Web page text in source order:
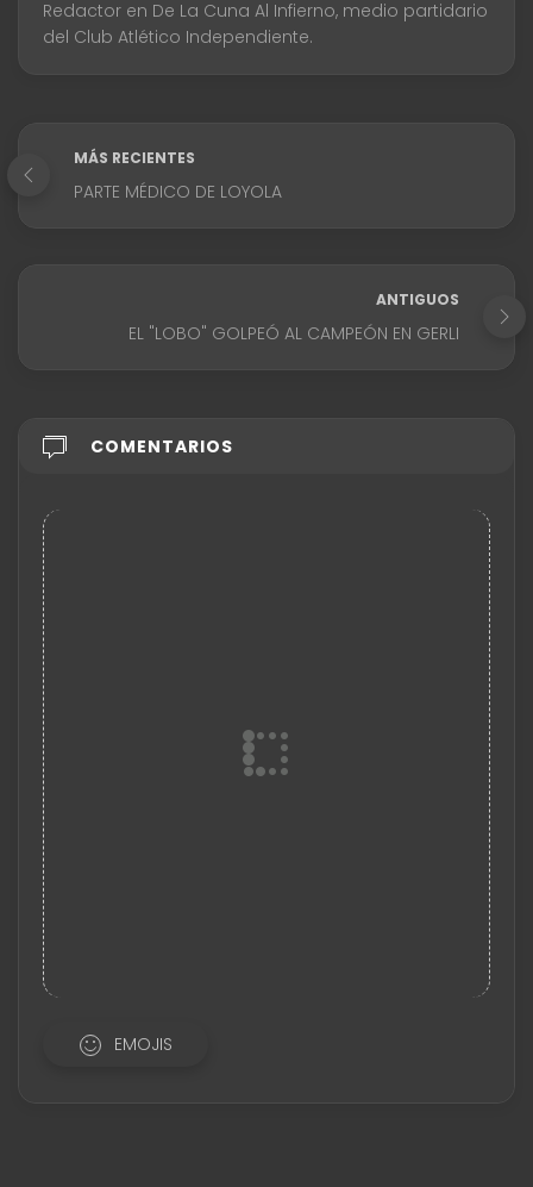
Redactor en De La Cuna Al Infierno, medio partidario
del Club Atlético Independiente.
MÁS RECIENTES
PARTE MÉDICO DE LOYOLA
ANTIGUOS
EL "LOBO" GOLPEÓ AL CAMPEÓN EN GERLI
COMENTARIOS
EMOJIS